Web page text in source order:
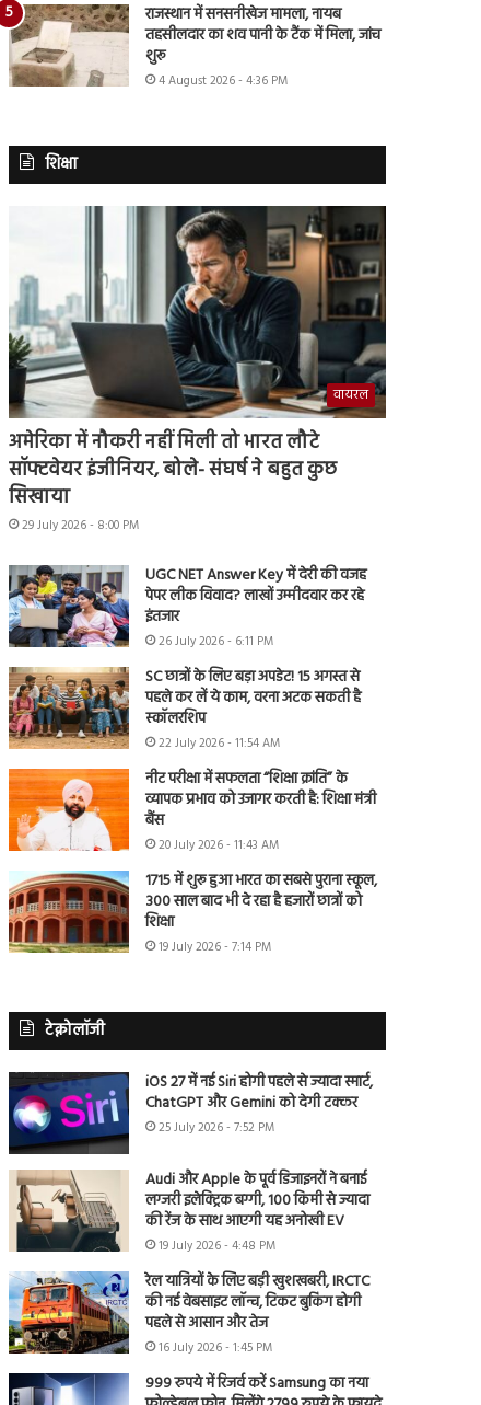
राजस्थान में सनसनीखेज मामला, नायब
तहसीलदार का शव पानी के टैंक में मिला, जांच
शुरू
4 August 2026 - 4:36 PM
शिक्षा
वायरल
अमेरिका में नौकरी नहीं मिली तो भारत लौटे
सॉफ्टवेयर इंजीनियर, बोले- संघर्ष ने बहुत कुछ
सिखाया
29 July 2026 - 8:00 PM
UGC NET Answer Key में देरी की वजह
पेपर लीक विवाद? लाखों उम्मीदवार कर रहे
इंतजार
26 July 2026 - 6:11 PM
SC छात्रों के लिए बड़ा अपडेट! 15 अगस्त से
पहले कर लें ये काम, वरना अटक सकती है
स्कॉलरशिप
22 July 2026 - 11:54 AM
नीट परीक्षा में सफलता “शिक्षा क्रांति” के
व्यापक प्रभाव को उजागर करती है: शिक्षा मंत्री
बैंस
20 July 2026 - 11:43 AM
1715 में शुरू हुआ भारत का सबसे पुराना स्कूल,
300 साल बाद भी दे रहा है हजारों छात्रों को
शिक्षा
19 July 2026 - 7:14 PM
टेक्नोलॉजी
iOS 27 में नई Siri होगी पहले से ज्यादा स्मार्ट,
ChatGPT और Gemini को देगी टक्कर
25 July 2026 - 7:52 PM
Audi और Apple के पूर्व डिजाइनरों ने बनाई
लग्जरी इलेक्ट्रिक बग्गी, 100 किमी से ज्यादा
की रेंज के साथ आएगी यह अनोखी EV
19 July 2026 - 4:48 PM
रेल यात्रियों के लिए बड़ी खुशखबरी, IRCTC
की नई वेबसाइट लॉन्च, टिकट बुकिंग होगी
पहले से आसान और तेज
16 July 2026 - 1:45 PM
999 रुपये में रिजर्व करें Samsung का नया